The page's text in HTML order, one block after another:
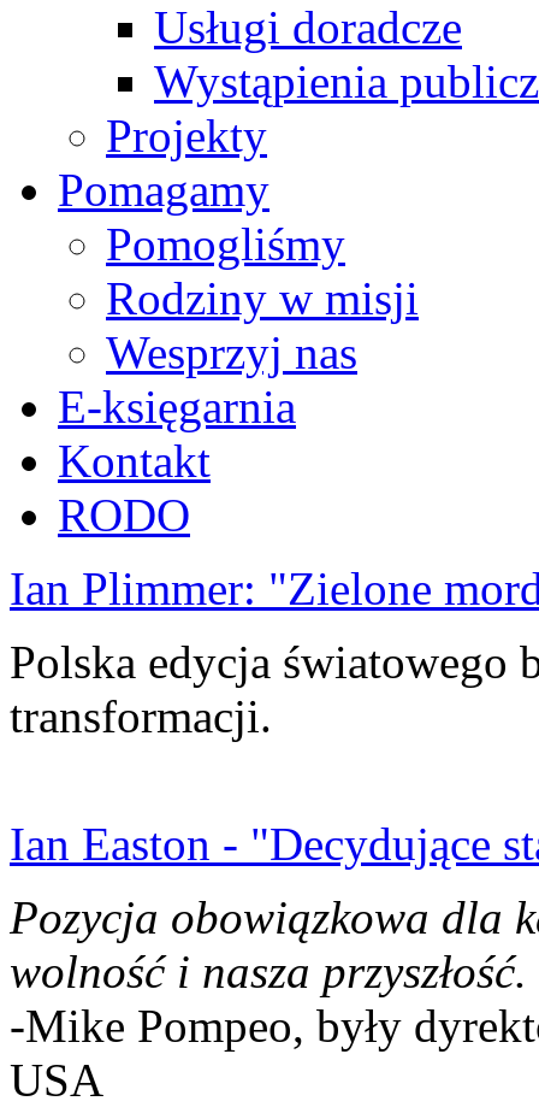
Usługi doradcze
Wystąpienia
Projekty
Pomagamy
Pomogliśmy
Rodziny w misji
Wesprzyj nas
E-księgarnia
Kontakt
RODO
Ian Plimmer: "Zielone
Polska edycja światowego
transformacji.
Ian Easton - "Decydujące
Pozycja obowiązkowa dla
wolność i nasza przyszłość.
-Mike Pompeo, były
USA